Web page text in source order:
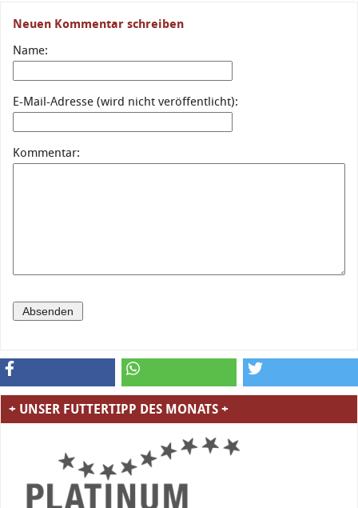
Neuen Kommentar schreiben
Name:
E-Mail-Adresse (wird nicht veröffentlicht):
Kommentar:
+ UNSER FUTTERTIPP DES MONATS +